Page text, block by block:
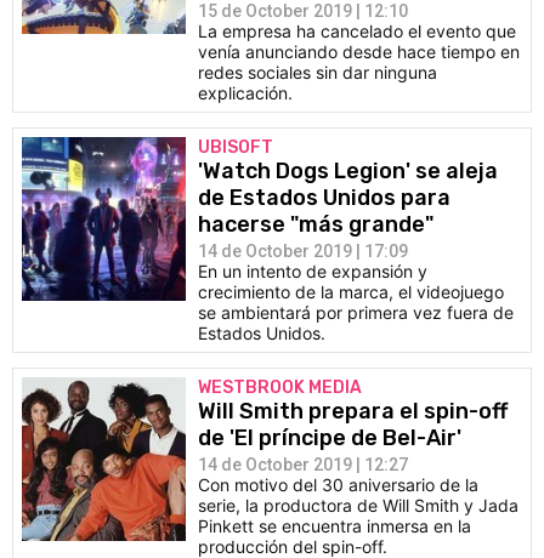
15 de October 2019 | 12:10
La empresa ha cancelado el evento que
venía anunciando desde hace tiempo en
redes sociales sin dar ninguna
explicación.
UBISOFT
'Watch Dogs Legion' se aleja
de Estados Unidos para
hacerse "más grande"
14 de October 2019 | 17:09
En un intento de expansión y
crecimiento de la marca, el videojuego
se ambientará por primera vez fuera de
Estados Unidos.
WESTBROOK MEDIA
Will Smith prepara el spin-off
de 'El príncipe de Bel-Air'
14 de October 2019 | 12:27
Con motivo del 30 aniversario de la
serie, la productora de Will Smith y Jada
Pinkett se encuentra inmersa en la
producción del spin-off.